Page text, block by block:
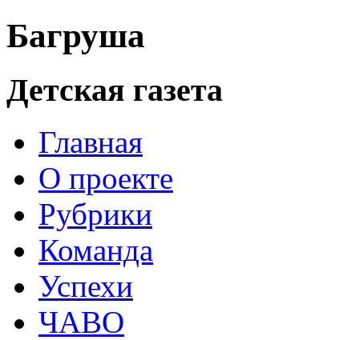
Багруша
Детская газета
Главная
О проекте
Рубрики
Команда
Успехи
ЧАВО